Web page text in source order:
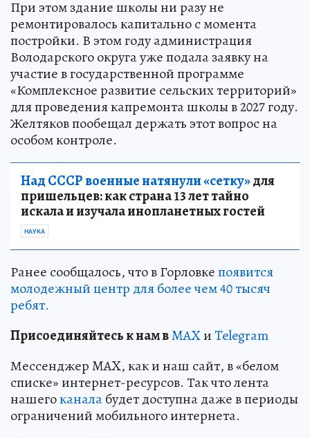
При этом здание школы ни разу не
ремонтировалось капитально с момента
постройки. В этом году администрация
Володарского округа уже подала заявку на
участие в государственной программе
«Комплексное развитие сельских территорий»
для проведения капремонта школы в 2027 году.
Желтяков пообещал держать этот вопрос на
особом контроле.
Над СССР военные натянули «сетку»для
пришельцев: как страна 13 лет тайно
искала и изучала инопланетных гостей
НАУКА
Ранее сообщалось, что в Горловкепоявится
молодежный центр для более чем 40 тысяч
ребят.
Присоединяйтесь к нам вMAXиTelegram
Мессенджер MAX, как и наш сайт, в «белом
списке» интернет-ресурсов. Так что лента
нашегоканалабудет доступна даже в периоды
ограничений мобильного интернета.